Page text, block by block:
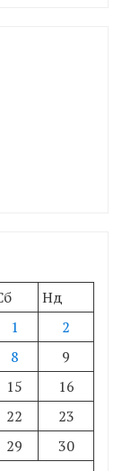
Нд
1
2
8
9
15
16
22
23
29
30